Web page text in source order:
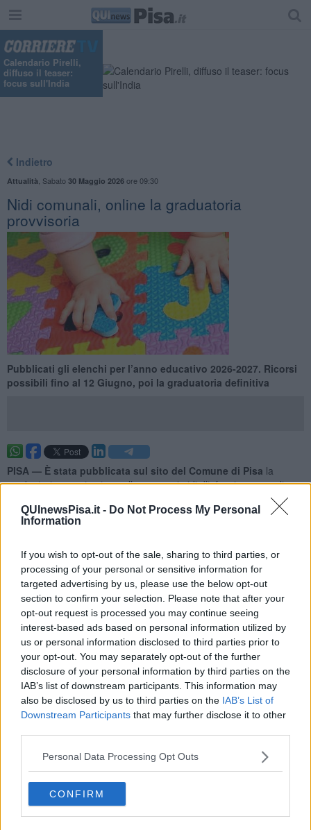
QUInewsPisa.it - Do Not Process My Personal
Information
If you wish to opt-out of the sale, sharing to third parties, or
processing of your personal or sensitive information for
targeted advertising by us, please use the below opt-out
section to confirm your selection. Please note that after your
opt-out request is processed you may continue seeing
interest-based ads based on personal information utilized by
us or personal information disclosed to third parties prior to
your opt-out. You may separately opt-out of the further
disclosure of your personal information by third parties on the
IAB’s list of downstream participants. This information may
also be disclosed by us to third parties on the IAB’s List of
Downstream Participants that may further disclose it to other
Personal Data Processing Opt Outs
CONFIRM
Calendario Pirelli,
diffuso il teaser:
focus sull'India
Indietro
Attualità Sabato 30 Maggio 2026ore 09:30
Nidi comunali, online la graduatoria
provvisoria
Pubblicati gli elenchi per l’anno educativo 2026-2027. Ricorsi
possibili fino al 12 Giugno, poi la graduatoria definitiva
PISA — È stata pubblicata sul sito del Comune di Pisa la
graduatoria provvisoria per l’accesso ai nidi d’infanzia comunali
relativa all’anno educativo 2026-2027. Il provvedimento riguarda le
sezioni lattanti e divezzi e rappresenta il primo passaggio verso
l’assegnazione dei posti disponibili nelle strutture comunali.
istituzionale dell’amministrazione comunale. Per garantire il
rispetto della normativa sulla tutela dei dati personali, gli elenchi
non riportano i nomi dei bambini, ma esclusivamente il numero
identificativo attribuito alla domanda al momento della
presentazione.
Le famiglieche ritengono necessario presentare osservazioni
potranno inoltrare ricorso esclusivamente in forma scritta entro le
ore 12 di venerdì 12 Giugno 2026. Le richieste dovranno essere
trasmesse tramite posta elettronica certificata oppure via mail
all’Ufficio Servizi Educativi, utilizzando l’apposito modulo disponibile
sul sito del Comune e allegando un documento di identità del
richiedente.
Una volta conclusa la fase di esame dei ricorsi, sarà
pubblicata la graduatoria definitiva
regolamento comunale dei nidi d’infanzia, i posti disponibili saranno